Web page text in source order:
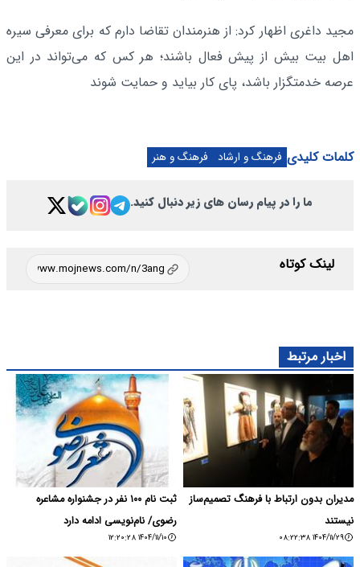
مجید داغری اظهار کرد: از هنرمندان تقاضا دارم که برای معرفی سیره
اهل بیت بیش از پیش فعال باشند؛ هر کس که می‌تواند در این
عرصه خدمتگزار باشد، پای کار بیاید و حمایت شوند
کلمات کلیدی فرهنگ و ارشاد فرهنگ و هنر
ما را در پیام رسان های زیر دنبال کنید.
لینک کوتاه
اخبار مرتبط
مدیران بدون ارتباط با فرهنگ تصمیم‌ساز
نیستند
۱۴۰۴/۱۱/۲۹ ۰۸:۲۲:۳۸
ثبت نام ۱۰۰ نفر در جشنواره مشاعره
رضوی/ نام‌نویسی ادامه دارد
۱۴۰۴/۱۱/۱۰ ۱۲:۲۰:۲۸